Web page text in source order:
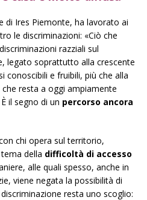
di Ires Piemonte, ha lavorato ai
le discriminazioni: «Ciò che
razziali sul
legato soprattutto alla crescente
conoscibili e fruibili, più che alla
resta a oggi ampiamente
il segno di un percorso ancora
chi opera sul territorio,
della difficoltà di accesso
alle quali spesso, anche in
viene negata la possibilità di
resta uno scoglio: